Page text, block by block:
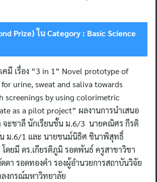
Prize) ใน Category : Basic Science
คมี เรื่อง “3 in 1” Novel prototype of
urine, sweat and saliva towards
screenings by using colorimetric
as a pilot project” ผลงานการนำเสนอ
จะชาลี นักเรียนชั้น ม.6/3 นายคณิศร กีรติ
ม.6/1 และ นายชนม์นิธิศ ชินาพิสุทธิ์
ดยมี ดร.เกียรติภูมิ รอดพันธ์ ครูสาขาวิชา
ดา รอดทองคำ รองผู้อำนวยการสถาบันวิจัย
งกรณ์มหาวิทยาลัย